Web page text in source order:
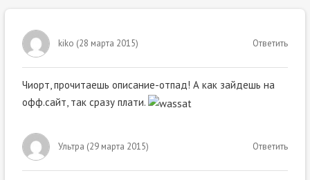
kiko (28 марта 2015) Ответить
Чиорт, прочитаешь описание-отпад! А как зайдешь на
офф.сайт, так сразу плати.
Ультра (29 марта 2015) Ответить